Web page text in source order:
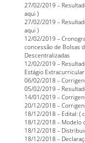
27/02/2019 –
aqui )
27/02/2019 –
aqui )
12/02/2019 –
concessão de Bolsas
Descentralizadas
12/02/2019 –
Estágio Extracurricular
06/02/2018 –
05/02/2019 –
14/01/2019 –
20/12/2018 –
18/12/2018 – Edital: (
18/12/2018 – Modelo
18/12/2018 –
18/12/2018 –